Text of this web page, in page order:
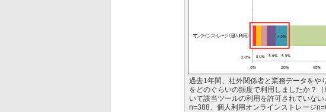
過去1年間、社外関係者と業務データをや
をどのぐらいの頻度で利用しましたか？
いて該当ツールの利用を許可されていな
n=388、個人利用オンラインストレージ